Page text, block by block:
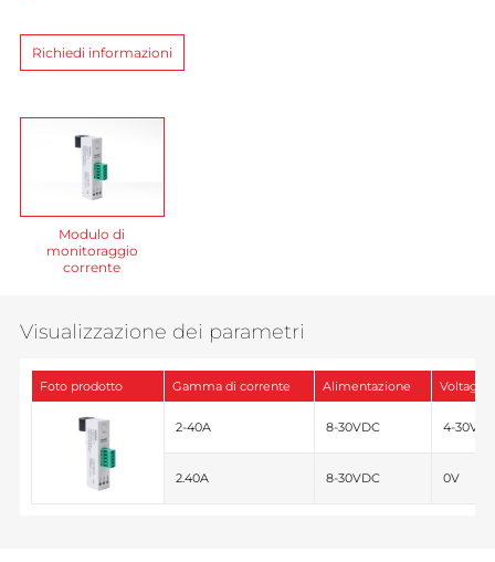
Richiedi informazioni
Modulo di
monitoraggio
corrente
Visualizzazione dei parametri
Foto prodotto Gamma di corrente Alimentazione
2-40A 8-30VDC 4-
2.40A 8-30VDC 0V